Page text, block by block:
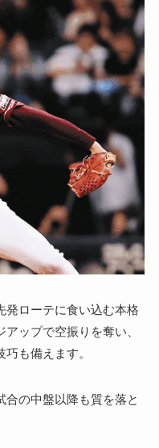
発ローテに食い込む本格
ップで空振りを奪い、
も備えます。
合の中盤以降も質を落と